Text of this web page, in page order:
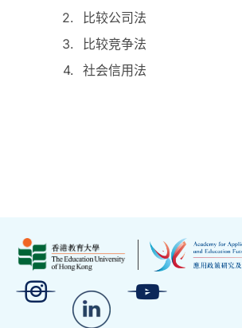
比较公司法
比较竞争法
社会信用法